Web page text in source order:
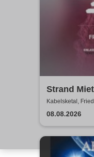
Strand
Rave
Kabelsketal,
08.08.2026